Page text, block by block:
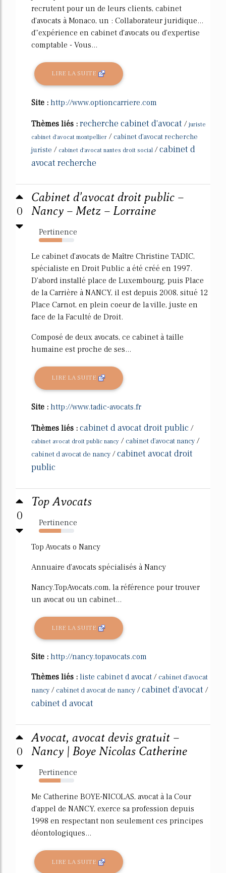
recrutent pour un de leurs clients, cabinet
d'avocats à Monaco, un : Collaborateur juridique...
d''expérience en cabinet d'avocats ou d'expertise
comptable - Vous...
LIRE LA SUITE
Site : http://www.optioncarriere.com
Thèmes liés : recherche cabinet d'avocat / juriste
cabinet d'avocat montpellier / cabinet d'avocat recherche
juriste / cabinet d'avocat nantes droit social /cabinet d
avocat recherche
0
Cabinet d'avocat droit public –
Nancy – Metz – Lorraine
Pertinence
65%
Le cabinet d'avocats de Maître Christine TADIC,
spécialiste en Droit Public a été créé en 1997.
D'abord installé place de Luxembourg, puis Place
de la Carrière à NANCY, il est depuis 2008, situé 12
Place Carnot, en plein coeur de la ville, juste en
face de la Faculté de Droit.
Composé de deux avocats, ce cabinet à taille
humaine est proche de ses...
LIRE LA SUITE
Site : http://www.tadic-avocats.fr
Thèmes liés : cabinet d avocat droit public /
cabinet avocat droit public nancy / cabinet d'avocat nancy /
cabinet d avocat de nancy /cabinet avocat droit
public
0
Top Avocats
Pertinence
63%
Top Avocats o Nancy
Annuaire d'avocats spécialisés à Nancy
Nancy.TopAvocats.com, la référence pour trouver
un avocat ou un cabinet...
LIRE LA SUITE
Site : http://nancy.topavocats.com
Thèmes liés : liste cabinet d avocat / cabinet d'avocat
nancy / cabinet d avocat de nancy /cabinet d'avocat /
cabinet d avocat
0
Avocat, avocat devis gratuit –
Nancy | Boye Nicolas Catherine
Pertinence
61%
Me Catherine BOYE-NICOLAS, avocat à la Cour
d'appel de NANCY, exerce sa profession depuis
1998 en respectant non seulement ces principes
déontologiques...
LIRE LA SUITE